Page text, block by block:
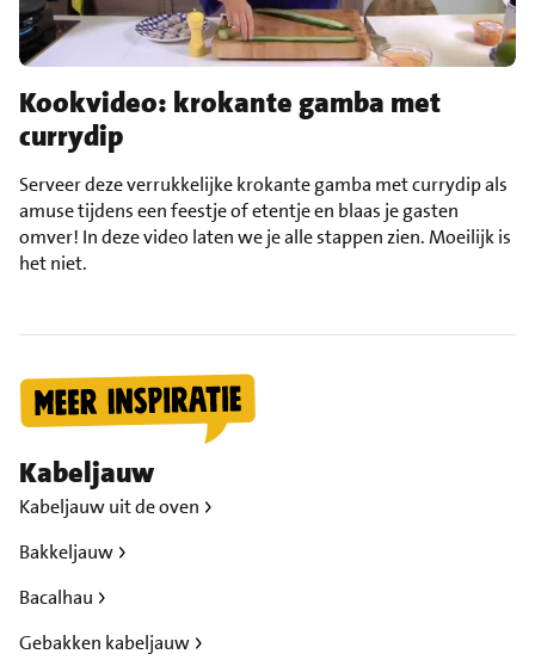
Kookvideo: krokante gamba met
currydip
Serveer deze verrukkelijke krokante gamba met currydip als
amuse tijdens een feestje of etentje en blaas je gasten
omver! In deze video laten we je alle stappen zien. Moeilijk is
het niet.
Kabeljauw
Kabeljauw uit de oven
Bakkeljauw
Bacalhau
Gebakken kabeljauw